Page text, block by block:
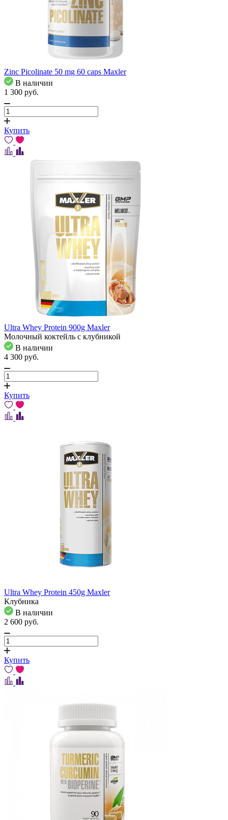
Zinc Picolinate 50 mg 60 caps Maxler
В наличии
1 300 pуб.
Купить
Ultra Whey Protein 900g Maxler
Молочный коктейль с клубникой
В наличии
4 300 pуб.
Купить
Ultra Whey Protein 450g Maxler
Клубника
В наличии
2 600 pуб.
Купить